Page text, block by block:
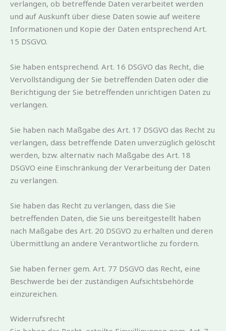
verlangen, ob betreffende Daten verarbeitet werden
und auf Auskunft über diese Daten sowie auf weitere
Informationen und Kopie der Daten entsprechend Art.
15 DSGVO.
Sie haben entsprechend. Art. 16 DSGVO das Recht, die
Vervollständigung der Sie betreffenden Daten oder die
Berichtigung der Sie betreffenden unrichtigen Daten zu
verlangen.
Sie haben nach Maßgabe des Art. 17 DSGVO das Recht zu
verlangen, dass betreffende Daten unverzüglich gelöscht
werden, bzw. alternativ nach Maßgabe des Art. 18
DSGVO eine Einschränkung der Verarbeitung der Daten
zu verlangen.
Sie haben das Recht zu verlangen, dass die Sie
betreffenden Daten, die Sie uns bereitgestellt haben
nach Maßgabe des Art. 20 DSGVO zu erhalten und deren
Übermittlung an andere Verantwortliche zu fordern.
Sie haben ferner gem. Art. 77 DSGVO das Recht, eine
Beschwerde bei der zuständigen Aufsichtsbehörde
einzureichen.
Widerrufsrecht